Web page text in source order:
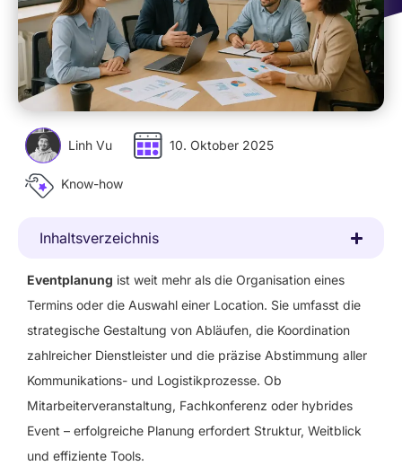
Linh Vu 10. Oktober 2025
Know-how
Inhaltsverzeichnis
Eventplanung ist weit mehr als die Organisation eines
Termins oder die Auswahl einer Location. Sie umfasst die
strategische Gestaltung von Abläufen, die Koordination
zahlreicher Dienstleister und die präzise Abstimmung aller
Kommunikations- und Logistikprozesse. Ob
Mitarbeiterveranstaltung, Fachkonferenz oder hybrides
Event – erfolgreiche Planung erfordert Struktur, Weitblick
und effiziente Tools.